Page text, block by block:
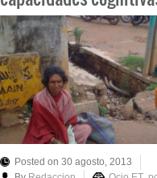
Posted on 30 agosto, 2013